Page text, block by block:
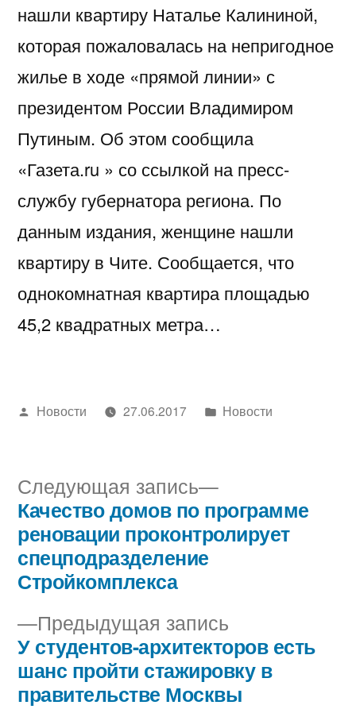
нашли квартиру Наталье Калининой,
которая пожаловалась на непригодное
жилье в ходе «прямой линии» с
президентом России Владимиром
Путиным. Об этом сообщила
«Газета.ru » со ссылкой на пресс-
службу губернатора региона. По
данным издания, женщине нашли
квартиру в Чите. Сообщается, что
однокомнатная квартира площадью
45,2 квадратных метра…
Написано
Новости 27.06.2017
Написано
Новости
Навигация
по
записям
Предыдущая запись
запись:
У студентов-архитекторов есть
шанс пройти стажировку в
правительстве Москвы
Следующая запись
Следующая
запись:
Качество домов по программе
реновации проконтролирует
спецподразделение
Стройкомплекса